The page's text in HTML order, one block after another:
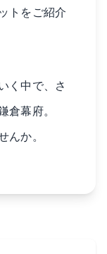
トをご紹介
く中で、さ
幕府。
か。